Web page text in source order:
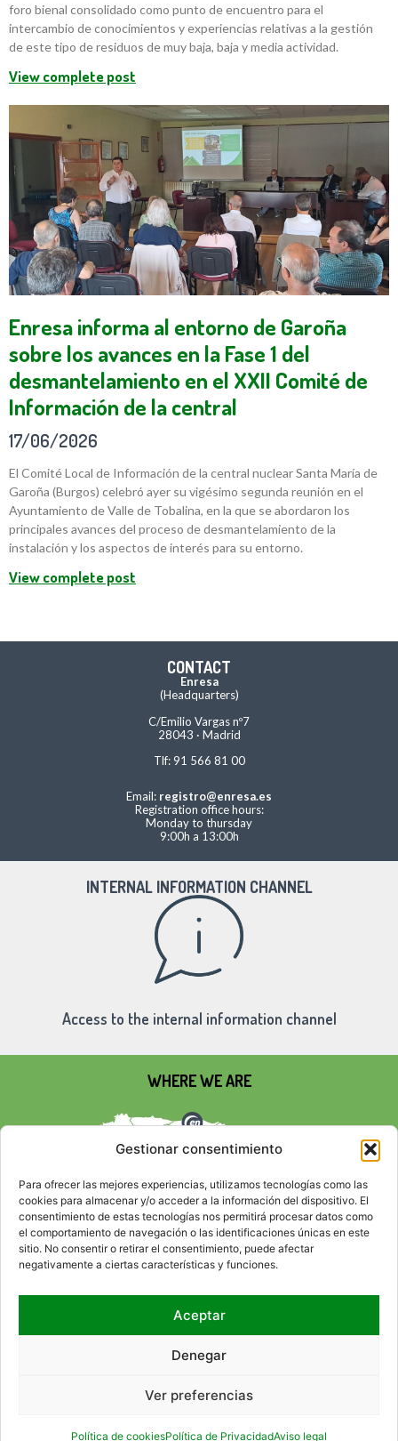
Gestionar consentimiento
Para ofrecer las mejores experiencias, utilizamos tecnologías como las
cookies para almacenar y/o acceder a la información del dispositivo. El
consentimiento de estas tecnologías nos permitirá procesar datos como
el comportamiento de navegación o las identificaciones únicas en este
sitio. No consentir o retirar el consentimiento, puede afectar
negativamente a ciertas características y funciones.
Aceptar
Denegar
Ver preferencias
Política de cookiesPolítica de PrivacidadAviso legal
foro bienal consolidado como punto de encuentro para el
intercambio de conocimientos y experiencias relativas a la gestión
de este tipo de residuos de muy baja, baja y media actividad.
View complete post
Enresa informa al entorno de Garoña
sobre los avances en la Fase 1 del
desmantelamiento en el XXII Comité de
Información de la central
17/06/2026
El Comité Local de Información de la central nuclear Santa María de
Garoña (Burgos) celebró ayer su vigésimo segunda reunión en el
Ayuntamiento de Valle de Tobalina, en la que se abordaron los
principales avances del proceso de desmantelamiento de la
instalación y los aspectos de interés para su entorno.
View complete post
CONTACT
Enresa
(Headquarters)
C/Emilio Vargas nº7
28043 · Madrid
Tlf: 91 566 81 00
Email: registro@enresa.es
Registration office hours:
Monday to thursday
9:00h a 13:00h
INTERNAL INFORMATION CHANNEL
Access to the internal information channel
WHERE WE ARE
SOCIAL NETWORKS
ACCESIBILITYLEGAL ADVICE